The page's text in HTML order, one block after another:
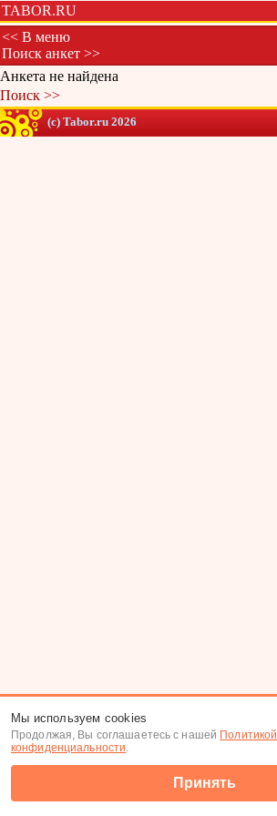
TABOR.RU
<< В меню
Поиск анкет >>
Анкета не найдена
Поиск >>
(c) Tabor.ru 2026
Мы используем cookies
Продолжая, Вы соглашаетесь с нашей Политикой
конфиденциальности.
Принять